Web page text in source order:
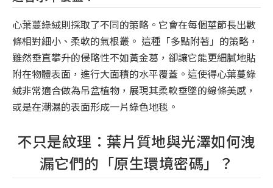
心葉蔓綠絨則採取了不同的策略。它會在每個莖節長出數
條相對細小、柔軟的氣根叢。 這種「多點附著」的策略，
雖然垂直攀升的侵略性不如黃金葛，卻讓它能更細膩地貼
附在物體表面，進行大面積的水平覆蓋。這使得心葉蔓綠
絨非常適合做為吊盆植物，展現其柔軟垂墜的線條美感，
或是在潮濕的表面形成一片綠色地毯。
不只是紋理：葉片質地與光澤如何洩
漏它們的「原生環境密碼」？